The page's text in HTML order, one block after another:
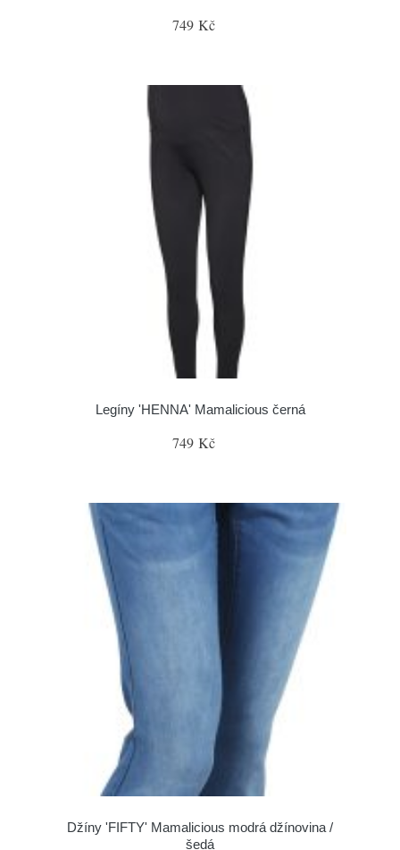
749 Kč
Legíny 'HENNA' Mamalicious černá
749 Kč
Džíny 'FIFTY' Mamalicious modrá džínovina /
šedá